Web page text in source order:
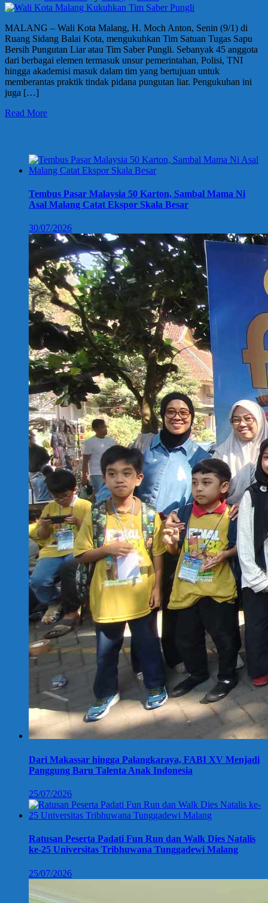
MALANG – Wali Kota Malang, H. Moch Anton, Senin (9/1) di
Ruang Sidang Balai Kota, mengukuhkan Tim Satuan Tugas Sapu
Bersih Pungutan Liar atau Tim Saber Pungli. Sebanyak 45 anggota
dari berbagai elemen termasuk unsur pemerintahan, Polisi, TNI
hingga akademisi masuk dalam tim yang bertujuan untuk
memberantas praktik tindak pidana pungutan liar. Pengukuhan ini
juga […]
Read More
Tembus Pasar Malaysia 50 Karton, Sambal Mama Ni
Asal Malang Catat Ekspor Skala Besar
30/07/2026
Dari Makassar hingga Palangkaraya, FABI XV Menjadi
Panggung Baru Talenta Anak Indonesia
25/07/2026
Ratusan Peserta Padati Fun Run dan Walk Dies Natalis
ke-25 Universitas Tribhuwana Tunggadewi Malang
25/07/2026